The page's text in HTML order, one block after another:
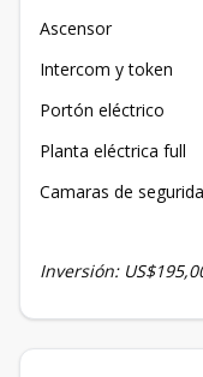
Ascensor
Intercom y token
Portón eléctrico
Planta eléctrica full
Camaras de
Inversión: